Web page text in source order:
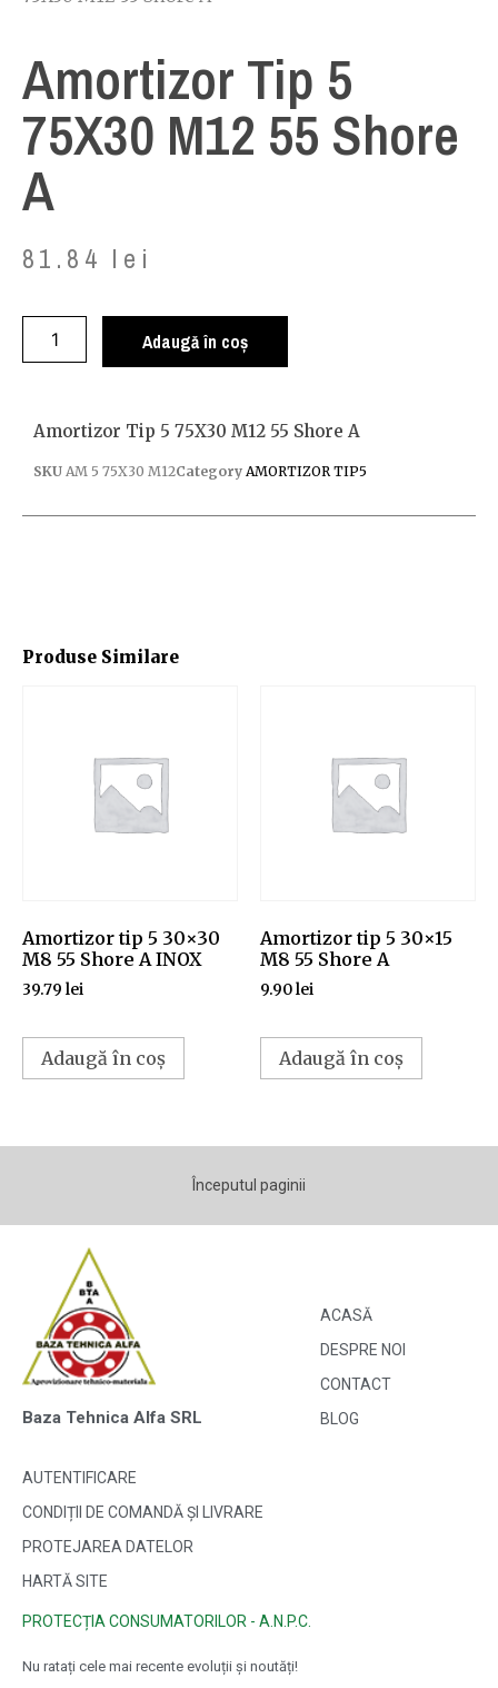
Amortizor Tip 5
75X30 M12 55 Shore
A
81.84 lei
Adaugă în coș
Produse Similare
Amortizor tip 5 30×30
M8 55 Shore A INOX
39.79 lei
Adaugă în coș
Amortizor tip 5 30×15
M8 55 Shore A
9.90lei
Adaugă în coș
Amortizor Tip 5 75X30 M12 55 Shore A
SKU AM 5 75X30 M12Category AMORTIZOR TIP5
Începutul paginii
Baza Tehnica Alfa SRL
ACASĂ
DESPRE NOI
CONTACT
BLOG
AUTENTIFICARE
CONDIȚII DE COMANDĂ ȘI LIVRARE
PROTEJAREA DATELOR
HARTĂ SITE
PROTECȚIA CONSUMATORILOR - A.N.P.C.
Nu ratați cele mai recente evoluții și noutăți!